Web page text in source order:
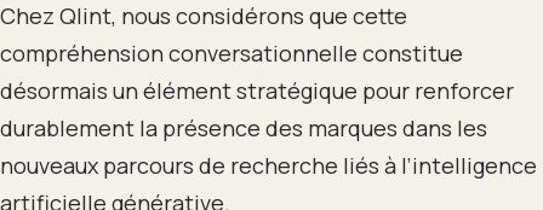
Chez Qlint, nous considérons que cette
compréhension conversationnelle constitue
désormais un élément stratégique pour renforcer
durablement la présence des marques dans les
nouveaux parcours de recherche liés à l’intelligence
artificielle générative.